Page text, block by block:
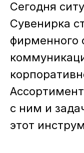
Сегодня
Сувенирка
фирменного
с ним и
этот